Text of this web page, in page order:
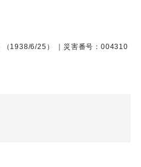
（1938/6/25）
｜災害番号：004310